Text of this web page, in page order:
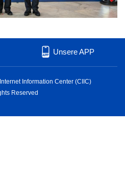
Unsere APP
Information Center (CIIC)
Reserved